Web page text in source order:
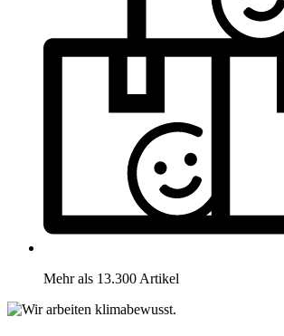
Mehr als 13.300 Artikel